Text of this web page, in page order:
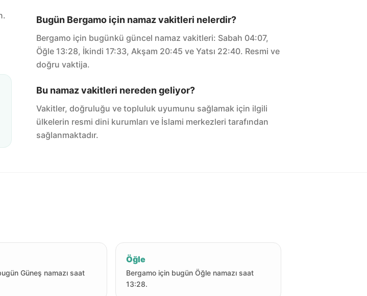
Bugün Bergamo için namaz vakitleri nelerdir?
Bergamo için bugünkü güncel namaz vakitleri: Sabah 04:07,
Öğle 13:28, İkindi 17:33, Akşam 20:45 ve Yatsı 22:40. Resmi ve
doğru vaktija.
Bu namaz vakitleri nereden geliyor?
Vakitler, doğruluğu ve topluluk uyumunu sağlamak için ilgili
ülkelerin resmi dini kurumları ve İslami merkezleri tarafından
sağlanmaktadır.
Güneş namazı saat
Öğle
Bergamo için bugün Öğle namazı saat
13:28.